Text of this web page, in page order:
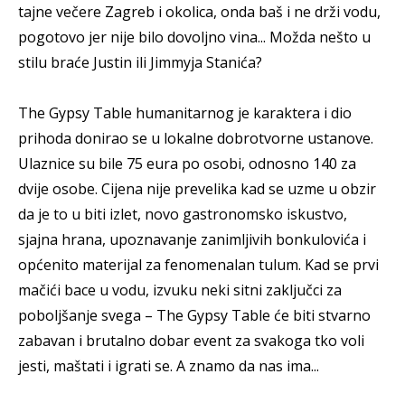
tajne večere Zagreb i okolica, onda baš i ne drži vodu,
pogotovo jer nije bilo dovoljno vina... Možda nešto u
stilu braće Justin ili Jimmyja Stanića?
The Gypsy Table humanitarnog je karaktera i dio
prihoda donirao se u lokalne dobrotvorne ustanove.
Ulaznice su bile 75 eura po osobi, odnosno 140 za
dvije osobe. Cijena nije prevelika kad se uzme u obzir
da je to u biti izlet, novo gastronomsko iskustvo,
sjajna hrana, upoznavanje zanimljivih bonkulovića i
općenito materijal za fenomenalan tulum. Kad se prvi
mačići bace u vodu, izvuku neki sitni zaključci za
poboljšanje svega – The Gypsy Table će biti stvarno
zabavan i brutalno dobar event za svakoga tko voli
jesti, maštati i igrati se. A znamo da nas ima...